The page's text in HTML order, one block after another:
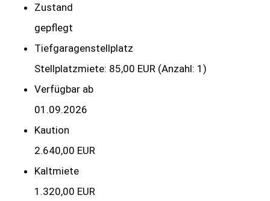
Zustand
gepflegt
Tief­garagen­stell­platz
Stellplatzmiete: 85,00 EUR (Anzahl: 1)
Verfügbar ab
01.09.2026
Kaution
2.640,00 EUR
Kaltmiete
1.320,00 EUR